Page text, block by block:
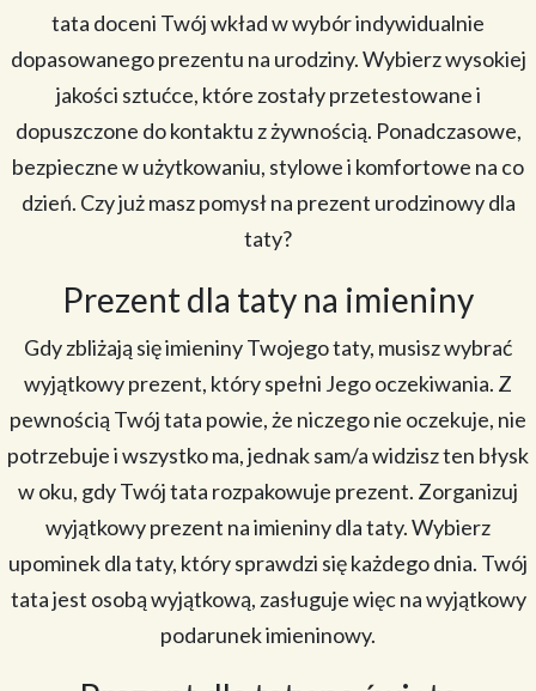
tata doceni Twój wkład w wybór indywidualnie
dopasowanego prezentu na urodziny. Wybierz wysokiej
jakości sztućce, które zostały przetestowane i
dopuszczone do kontaktu z żywnością. Ponadczasowe,
bezpieczne w użytkowaniu, stylowe i komfortowe na co
dzień. Czy już masz pomysł na prezent urodzinowy dla
taty?
Prezent dla taty na imieniny
Gdy zbliżają się imieniny Twojego taty, musisz wybrać
wyjątkowy prezent, który spełni Jego oczekiwania. Z
pewnością Twój tata powie, że niczego nie oczekuje, nie
potrzebuje i wszystko ma, jednak sam/a widzisz ten błysk
w oku, gdy Twój tata rozpakowuje prezent. Zorganizuj
wyjątkowy prezent na imieniny dla taty. Wybierz
upominek dla taty, który sprawdzi się każdego dnia. Twój
tata jest osobą wyjątkową, zasługuje więc na wyjątkowy
podarunek imieninowy.